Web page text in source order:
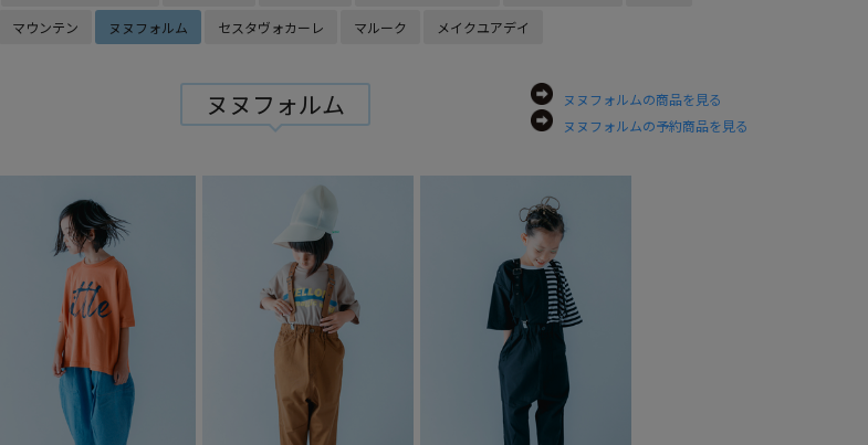
マウンテン ヌヌフォルム セスタヴォカーレ マルーク メイクユアデイ
ヌヌフォルム
ヌヌフォルムの商品を見る
ヌヌフォルムの予約商品を見る